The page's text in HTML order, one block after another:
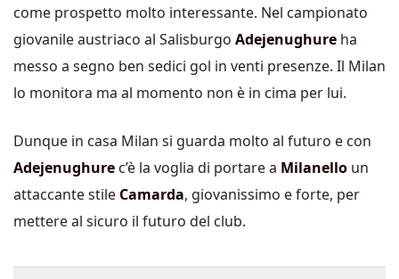
come prospetto molto interessante. Nel campionato
giovanile austriaco al Salisburgo Adejenughure ha
messo a segno ben sedici gol in venti presenze. Il Milan
lo monitora ma al momento non è in cima per lui.
Dunque in casa Milan si guarda molto al futuro e con
Adejenughure c’è la voglia di portare a Milanello un
attaccante stile Camarda, giovanissimo e forte, per
mettere al sicuro il futuro del club.